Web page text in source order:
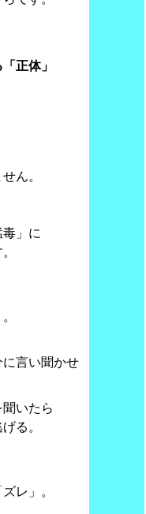
正体」
ん。
」に
言い聞かせ
聞いたら
る。
レ」。